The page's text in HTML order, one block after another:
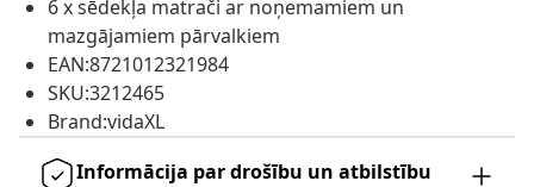
6 x sēdekļa matrači ar noņemamiem un
mazgājamiem pārvalkiem
EAN:8721012321984
SKU:3212465
Brand:vidaXL
Informācija par drošību un atbilstību